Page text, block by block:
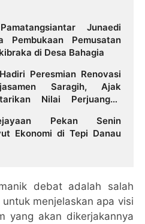
Junaedi
Pembukaan Pemusatan
di Desa Bahagia
Peresmian Renovasi
Saragih, Ajak
Nilai Perjuangan
Pekan Senin
Ekonomi di Tepi Danau
debat adalah salah
menjelaskan apa visi
yang akan dikerjakannya